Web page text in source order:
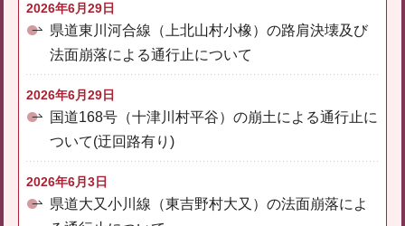
2026年6月29日
県道東川河合線（上北山村小橡）の路肩決壊及び
法面崩落による通行止について
2026年6月29日
国道168号（十津川村平谷）の崩土による通行止に
ついて(迂回路有り)
2026年6月3日
県道大又小川線（東吉野村大又）の法面崩落によ